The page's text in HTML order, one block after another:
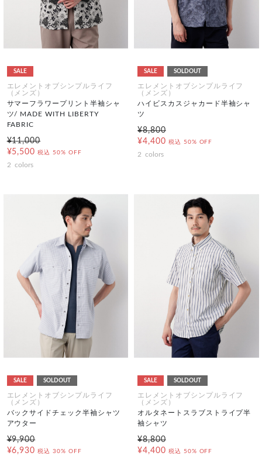
SALE
エレメントオブシンプルライフ
（メンズ）
サマーフラワープリント半袖シャ
ツ/ MADE WITH LIBERTY
FABRIC
¥11,000
¥5,500 税込 50% OFF
2 colors
SALE SOLDOUT
エレメントオブシンプルライフ
（メンズ）
ハイビスカスジャカード半袖シャ
ツ
¥8,800
¥4,400 税込 50% OFF
2 colors
SALE SOLDOUT
エレメントオブシンプルライフ
（メンズ）
バックサイドチェック半袖シャツ
アウター
¥9,900
¥6,930 税込 30% OFF
SALE SOLDOUT
エレメントオブシンプルライフ
（メンズ）
オルタネートスラブストライプ半
袖シャツ
¥8,800
¥4,400 税込 50% OFF